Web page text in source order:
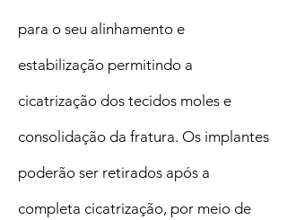
para o seu alinhamento e
estabilização permitindo a
cicatrização dos tecidos moles e
consolidação da fratura. Os implantes
poderão ser retirados após a
completa cicatrização, por meio de